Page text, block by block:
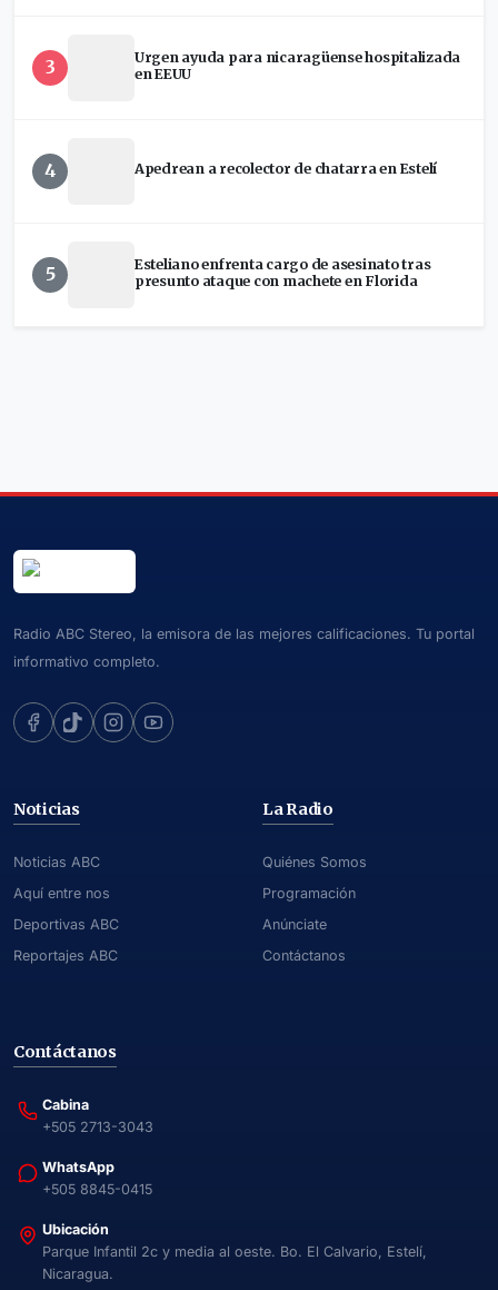
3
Urgen ayuda para nicaragüense hospitalizada
en EEUU
4 Apedrean a recolector de chatarra en Estelí
5
Esteliano enfrenta cargo de asesinato tras
presunto ataque con machete en Florida
Radio ABC Stereo, la emisora de las mejores calificaciones. Tu portal
informativo completo.
Noticias
Noticias ABC
Aquí entre nos
Deportivas ABC
Reportajes ABC
La Radio
Quiénes Somos
Programación
Anúnciate
Contáctanos
Contáctanos
Cabina
+505 2713-3043
WhatsApp
+505 8845-0415
Ubicación
Parque Infantil 2c y media al oeste. Bo. El Calvario, Estelí,
Nicaragua.